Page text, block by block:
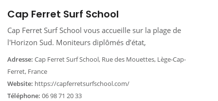
Cap Ferret Surf School
Cap Ferret Surf School vous accueille sur la plage de
l'Horizon Sud. Moniteurs diplômés d’état,
Adresse: Cap Ferret Surf School, Rue des Mouettes, Lège-Cap-
Ferret, France
Website: https://capferretsurfschool.com/
Téléphone: 06 98 71 20 33